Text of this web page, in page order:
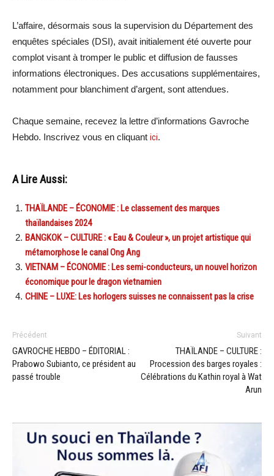
L’affaire, désormais sous la supervision du Département des
enquêtes spéciales (DSI), avait initialement été ouverte pour
complot visant à tromper le public et diffusion de fausses
informations électroniques. Des accusations supplémentaires,
notamment pour blanchiment d’argent, sont attendues.
Chaque semaine, recevez la lettre d’informations Gavroche
Hebdo. Inscrivez vous en cliquant ici.
A Lire Aussi:
THAÏLANDE – ÉCONOMIE : Le classement des marques
thaïlandaises 2024
BANGKOK – CULTURE : « Eau & Couleur », un projet artistique qui
métamorphose le canal Ong Ang
VIETNAM – ÉCONOMIE : Les semi-conducteurs, un nouvel horizon
économique pour le dragon vietnamien
CHINE – LUXE: Les horlogers suisses ne connaissent pas la crise
Précédent
GAVROCHE HEBDO – ÉDITORIAL :
Prabowo Subianto, ce président au
passé trouble
Suivant
THAÏLANDE – CULTURE :
Procession des barges royales :
Célébrations du Kathin royal à Wat
Arun